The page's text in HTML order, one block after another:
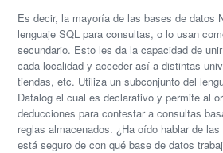
Es decir, la mayoría de las bases de datos
lenguaje SQL para consultas, o lo usan
secundario. Esto les da la capacidad de
cada localidad y acceder así a distintas
tiendas, etc. Utiliza un subconjunto del
Datalog el cual es declarativo y permite al
deducciones para contestar a consultas
reglas almacenados. ¿Ha oído hablar de
está seguro de con qué base de datos